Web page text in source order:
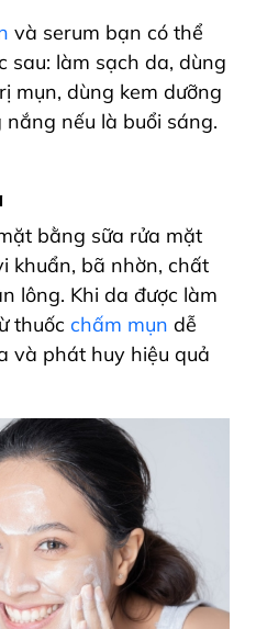
và serum bạn có thể
sau: làm sạch da, dùng
mụn, dùng kem dưỡng
nếu là buổi sáng.
bằng sữa rửa mặt
khuẩn, bã nhờn, chất
lông. Khi da được làm
thuốc chấm mụn dễ
và phát huy hiệu quả